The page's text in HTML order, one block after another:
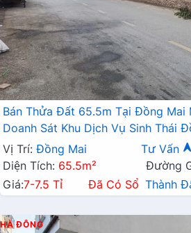
Bán Thửa Đất 65.5m Tại Đồng Mai
Doanh Sát Khu Dịch Vụ Sinh Thái
Vị Trí: Đồng Mai Tư Vấn
Diện Tích: 65.5m²
Đường
Giá:7-7.5 Tỉ Đã Có Sổ Thành
HÀ ĐÔNG